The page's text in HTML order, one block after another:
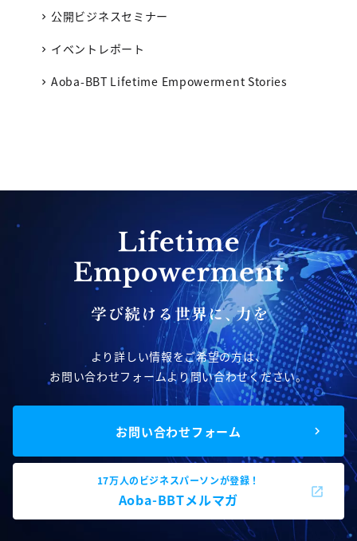
公開ビジネスセミナー
イベントレポート
Aoba-BBT Lifetime Empowerment Stories
より詳しい情報をご希望の方は、
お問い合わせフォームより問い合わせください。
お問い合わせフォーム
17万人のビジネスパーソンが登録！
Aoba-BBTメルマガ